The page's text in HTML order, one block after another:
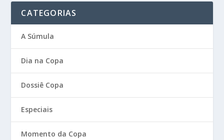
CATEGORIAS
A Súmula
Dia na Copa
Dossiê Copa
Especiais
Momento da Copa